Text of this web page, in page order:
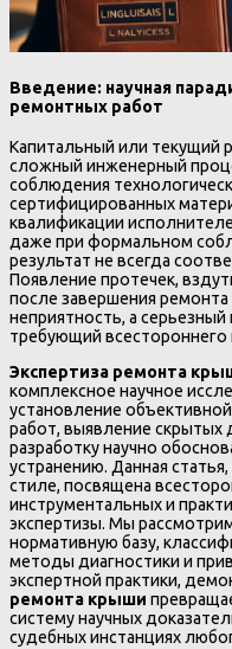
Введение: научная
ремонтных работ
Капитальный или текущий
сложный инженерный
соблюдения
сертифицированных
квалификации
даже при формальном
результат не всегда
Появление протечек,
после завершения
неприятность, а
требующий всестороннего
Экспертиза ремонта
комплексное научное
установление
работ, выявление скрытых
разработку научно
устранению. Данная
стиле, посвящена
инструментальных и
экспертизы. Мы
нормативную базу,
методы диагностики и
экспертной практики,
ремонта крыши
систему научных
судебных инстанциях